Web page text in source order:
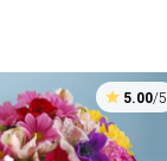
5.00/5